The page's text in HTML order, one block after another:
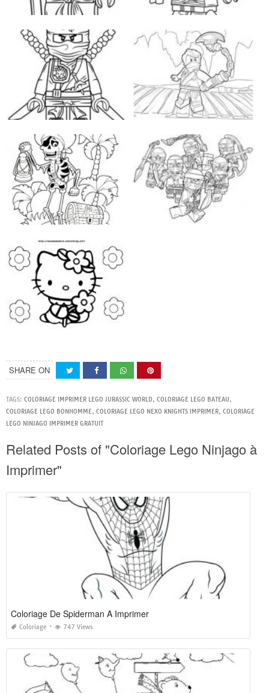
SHARE ON
TAGS: COLORIAGE IMPRIMER LEGO JURASSIC WORLD, COLORIAGE LEGO BATEAU,
COLORIAGE LEGO BONHOMME, COLORIAGE LEGO NEXO KNIGHTS IMPRIMER, COLORIAGE
LEGO NINJAGO IMPRIMER GRATUIT
Related Posts of "Coloriage Lego Ninjago à
Imprimer"
Coloriage De Spiderman A Imprimer
Coloriage 747 Views